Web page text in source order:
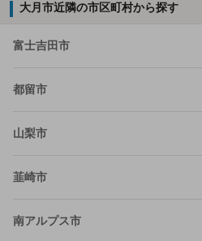
大月市近隣の市区町村から探す
富士吉田市
都留市
山梨市
韮崎市
南アルプス市